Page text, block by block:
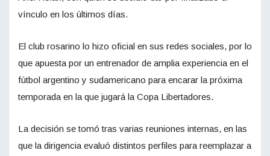
vínculo en los últimos días.
El club rosarino lo hizo oficial en sus redes sociales, por lo
que apuesta por un entrenador de amplia experiencia en el
fútbol argentino y sudamericano para encarar la próxima
temporada en la que jugará la Copa Libertadores.
La decisión se tomó tras varias reuniones internas, en las
que la dirigencia evaluó distintos perfiles para reemplazar a